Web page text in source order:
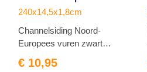
vuren zwart
1.8x14.5x240cm
240x14,5x1,8cm
Channelsiding Noord-
Europees vuren zwart
€ 10,95